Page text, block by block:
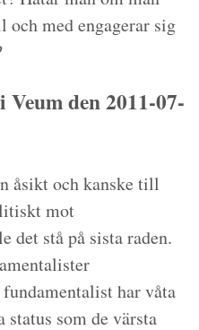
och med engagerar sig
den 2011-07-
åsikt och kanske till
mot
det stå på sista raden.
har våta
som de värsta